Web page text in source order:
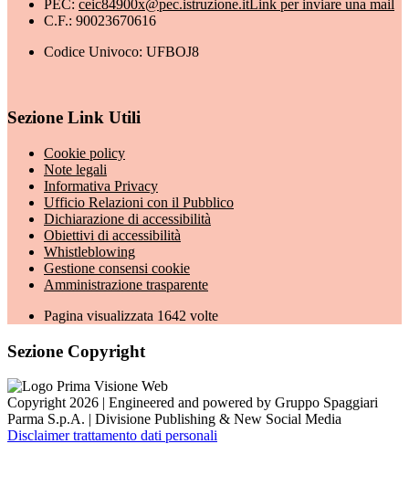
PEC: ceic84900x@pec.istruzione.itLink per inviare una mail
C.F.: 90023670616
Codice Univoco: UFBOJ8
Sezione Link Utili
Cookie policy
Note legali
Informativa Privacy
Ufficio Relazioni con il Pubblico
Dichiarazione di accessibilità
Obiettivi di accessibilità
Whistleblowing
Gestione consensi cookie
Amministrazione trasparente
Pagina visualizzata 1642 volte
Sezione Copyright
Copyright 2026 | Engineered and powered by Gruppo Spaggiari
Parma S.p.A. | Divisione Publishing & New Social Media
Disclaimer trattamento dati personali